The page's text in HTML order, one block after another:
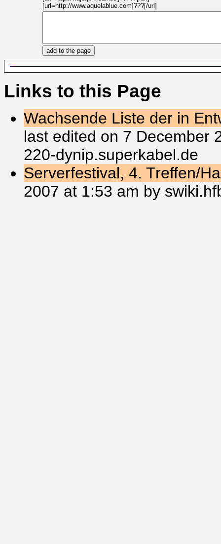
[url=http://www.aquelablue.com]???[/url]
Links to this Page
Wachsende Liste der in
last edited on 7 December
220-dynip.superkabel.de
Serverfestival, 4. Treffen/
2007 at 1:53 am by